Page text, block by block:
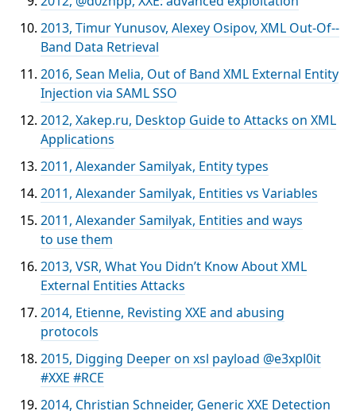
2013, Timur Yunusov, Alexey Osipov, XML Out‐Of-­
Band Data Retrieval
2016, Sean Melia, Out of Band XML External Entity
Injection via SAML SSO
2012, Xakep.ru, Desktop Guide to Attacks on XML
Applications
2011, Alexander Samilyak, Entity types
2011, Alexander Samilyak, Entities vs Variables
2011, Alexander Samilyak, Entities and ways
to use them
2013, VSR, What You Didn’t Know About XML
External Entities Attacks
2014, Etienne, Revisting XXE and abusing
protocols
2015, Digging Deeper on xsl payload ‏@e3xpl0it
#XXE #RCE
2014, Christian Schneider, Generic XXE Detection